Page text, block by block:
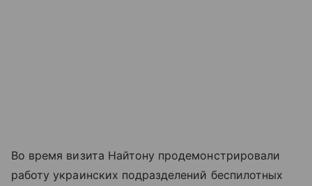
Во время визита Найтону продемонстрировали
работу украинских подразделений беспилотных